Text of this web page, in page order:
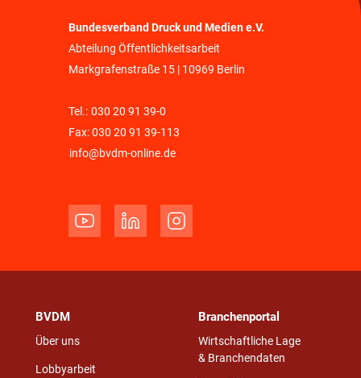
Bundesverband Druck und Medien e.V.
Abteilung Öffentlichkeitsarbeit
Markgrafenstraße 15 | 10969 Berlin
Tel.: 030 20 91 39-0
Fax: 030 20 91 39-113
info@bvdm-online.de
BVDM
Über uns
Lobbyarbeit
Branchenportal
Wirtschaftliche Lage
& Branchendaten